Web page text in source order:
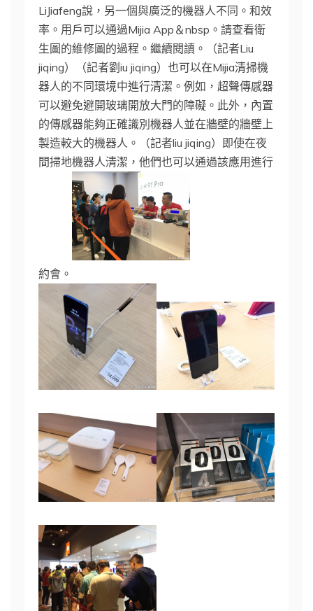
LiJiafeng說，另一個與廣泛的機器人不同。和效
率。用戶可以通過Mijia App＆nbsp。請查看衛
生圖的維修圖的過程。繼續閱讀。（記者Liu
jiqing）（記者劉iu jiqing）也可以在Mijia清掃機
器人的不同環境中進行清潔。例如，超聲傳感器
可以避免避開玻璃開放大門的障礙。此外，內置
的傳感器能夠正確識別機器人並在牆壁的牆壁上
製造較大的機器人。（記者liu jiqing）即使在夜
間掃地機器人清潔，他們也可以通過該應用進行
約會。